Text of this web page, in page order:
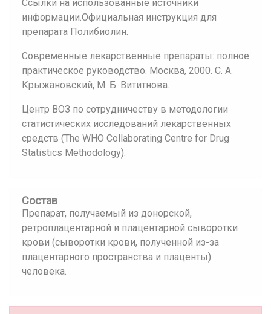
Ссылки на использованные источники
информации.Официальная инструкция для
препарата Полибиолин.
Современные лекарственные препараты: полное
практическое руководство. Москва, 2000. С. А.
Крыжановский, М. Б. Вититнова.
Центр ВОЗ по сотрудничеству в методологии
статистических исследований лекарственных
средств (The WHO Collaborating Centre for Drug
Statistics Methodology).
Состав
Препарат, получаемый из донорской,
ретроплацентарной и плацентарной сыворотки
крови (сыворотки крови, полученной из-за
плацентарного пространства и плаценты)
человека.